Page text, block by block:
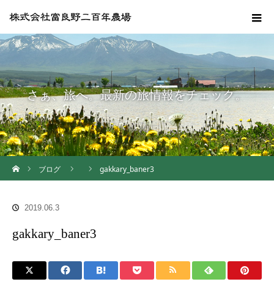
さぁ、旅へ。最新の旅情報をチェック。
ブログ
gakkary_baner3
2019.06.3
gakkary_baner3